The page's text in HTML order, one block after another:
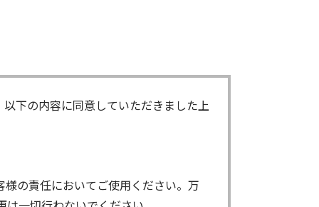
下の内容に同意していただきました上
の責任においてご使用ください。万